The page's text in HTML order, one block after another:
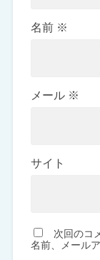
名前 ※
メール ※
サイト
次回のコ
名前、メール